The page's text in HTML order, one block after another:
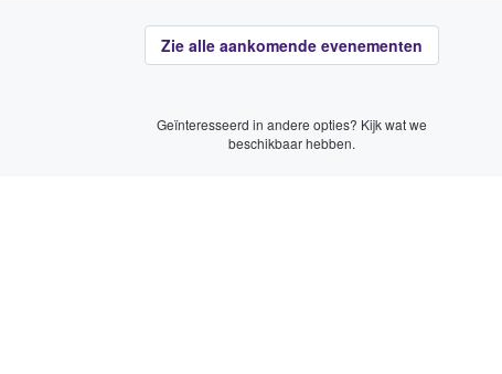
Zie alle aankomende evenementen
Geïnteresseerd in andere opties? Kijk wat we
beschikbaar hebben.